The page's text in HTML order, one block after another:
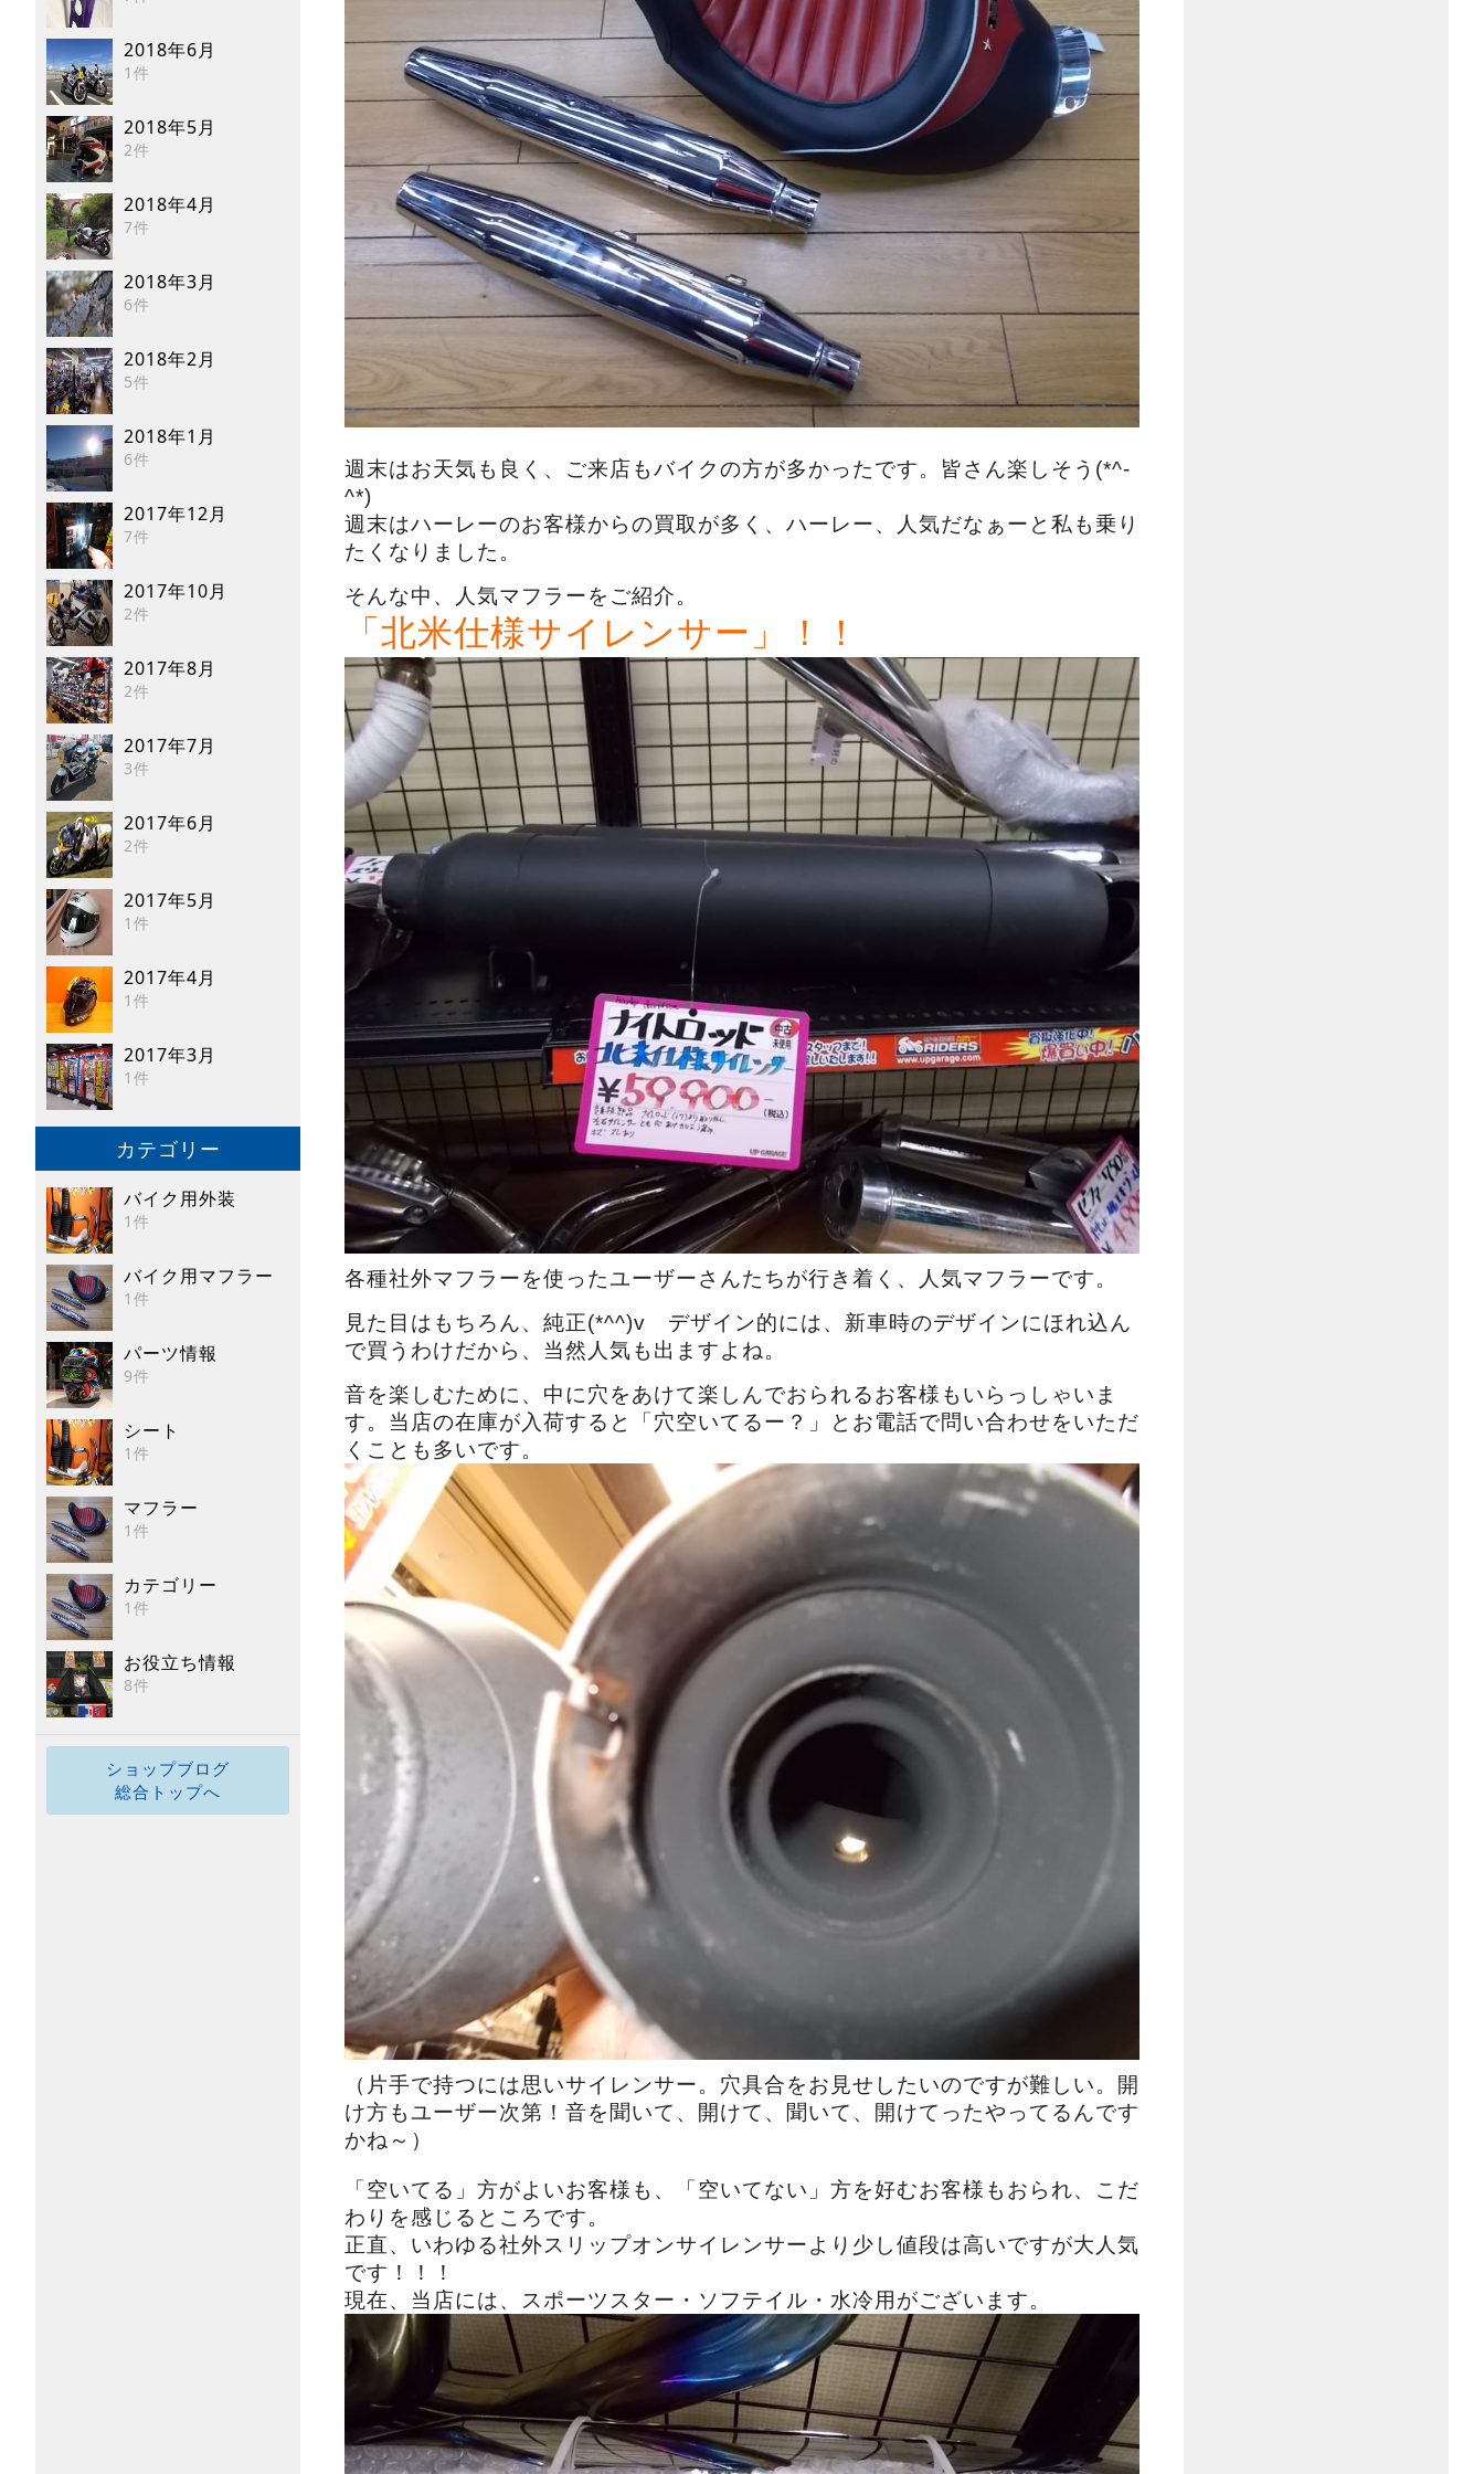
2018年6月
1件
2018年5月
2件
2018年4月
7件
2018年3月
6件
2018年2月
5件
2018年1月
6件
2017年12月
7件
2017年10月
2件
2017年8月
2件
2017年7月
3件
2017年6月
2件
2017年5月
1件
2017年4月
1件
2017年3月
1件
カテゴリー
バイク用外装
1件
バイク用マフラー
1件
パーツ情報
9件
シート
1件
マフラー
1件
カテゴリー
1件
お役立ち情報
8件
ショップブログ
総合トップへ
週末はお天気も良く、ご来店もバイクの方が多かったです。皆さん楽しそう(*^-
^*)
週末はハーレーのお客様からの買取が多く、ハーレー、人気だなぁーと私も乗り
たくなりました。
そんな中、人気マフラーをご紹介。
「北米仕様サイレンサー」！！
各種社外マフラーを使ったユーザーさんたちが行き着く、人気マフラーです。
見た目はもちろん、純正(*^^)v デザイン的には、新車時のデザインにほれ込ん
で買うわけだから、当然人気も出ますよね。
音を楽しむために、中に穴をあけて楽しんでおられるお客様もいらっしゃいま
す。当店の在庫が入荷すると「穴空いてるー？」とお電話で問い合わせをいただ
くことも多いです。
（片手で持つには思いサイレンサー。穴具合をお見せしたいのですが難しい。開
け方もユーザー次第！音を聞いて、開けて、聞いて、開けてったやってるんです
かね～）
「空いてる」方がよいお客様も、「空いてない」方を好むお客様もおられ、こだ
わりを感じるところです。
正直、いわゆる社外スリップオンサイレンサーより少し値段は高いですが大人気
です！！！
現在、当店には、スポーツスター・ソフテイル・水冷用がございます。